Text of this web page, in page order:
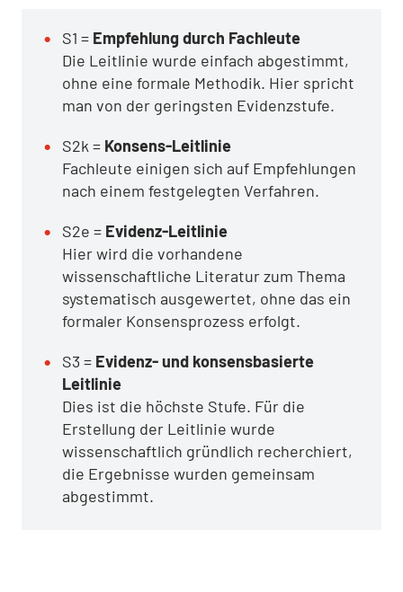
S1 = Empfehlung durch Fachleute
Die Leitlinie wurde einfach abgestimmt,
ohne eine formale Methodik. Hier spricht
man von der geringsten Evidenzstufe.
S2k = Konsens-Leitlinie
Fachleute einigen sich auf Empfehlungen
nach einem festgelegten Verfahren.
S2e = Evidenz-Leitlinie
Hier wird die vorhandene
wissenschaftliche Literatur zum Thema
systematisch ausgewertet, ohne das ein
formaler Konsensprozess erfolgt.
S3 = Evidenz- und konsensbasierte
Leitlinie
Dies ist die höchste Stufe. Für die
Erstellung der Leitlinie wurde
wissenschaftlich gründlich recherchiert,
die Ergebnisse wurden gemeinsam
abgestimmt.